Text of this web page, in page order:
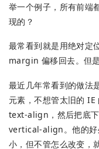
举一个例子，所有前端
现的？
最常看到就是用绝对定
margin 偏移回去。但
最近几年常看到的做法
元素，不想管太旧的
text-align，然后把底
vertical-align。他的好
小，但不管怎么改变，